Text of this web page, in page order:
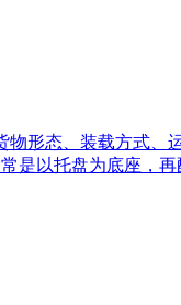
形态、装载方式、
是以托盘为底座，